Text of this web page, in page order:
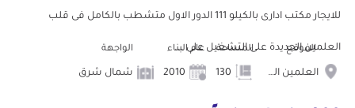
للايجار مكتب ادارى بالكيلو 111 الدور الاول متشطب بالكامل فى قلب
العلمين الجديدة على التشغيل على ...
الموقع
العلمين الجديدة
المساحة عام البناء الواجهة
شمال شرق